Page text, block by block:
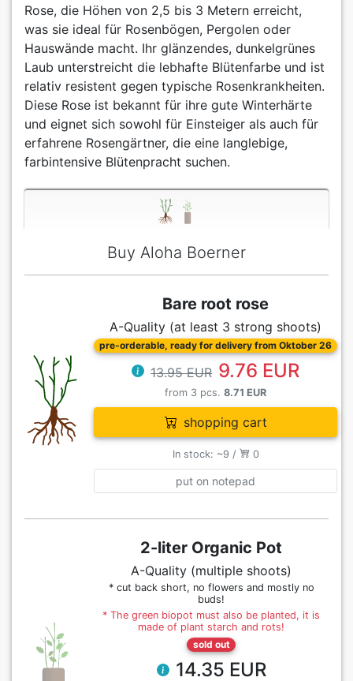
Rose, die Höhen von 2,5 bis 3 Metern erreicht,
was sie ideal für Rosenbögen, Pergolen oder
Hauswände macht. Ihr glänzendes, dunkelgrünes
Laub unterstreicht die lebhafte Blütenfarbe und ist
relativ resistent gegen typische Rosenkrankheiten.
Diese Rose ist bekannt für ihre gute Winterhärte
und eignet sich sowohl für Einsteiger als auch für
erfahrene Rosengärtner, die eine langlebige,
farbintensive Blütenpracht suchen.
Buy Aloha Boerner
Bare root rose
A-Quality (at least 3 strong shoots)
pre-orderable, ready for delivery from Oktober 26
13.95 EUR 9.76 EUR
from 3 pcs.8.71 EUR
shopping cart
In stock: ~9 / 0
put on notepad
2-liter Organic Pot
A-Quality (multiple shoots)
* cut back short, no flowers and mostly no
buds!
* The green biopot must also be planted, it is
made of plant starch and rots!
sold out
14.35 EUR